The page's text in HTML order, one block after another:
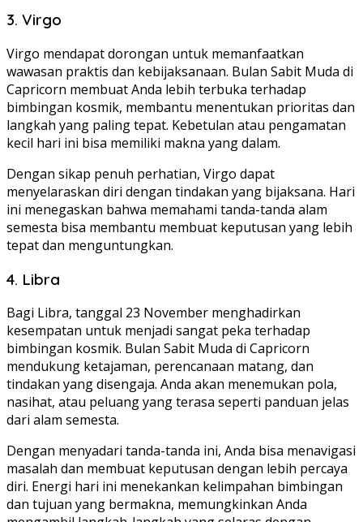
3. Virgo
Virgo mendapat dorongan untuk memanfaatkan
wawasan praktis dan kebijaksanaan. Bulan Sabit Muda di
Capricorn membuat Anda lebih terbuka terhadap
bimbingan kosmik, membantu menentukan prioritas dan
langkah yang paling tepat. Kebetulan atau pengamatan
kecil hari ini bisa memiliki makna yang dalam.
Dengan sikap penuh perhatian, Virgo dapat
menyelaraskan diri dengan tindakan yang bijaksana. Hari
ini menegaskan bahwa memahami tanda-tanda alam
semesta bisa membantu membuat keputusan yang lebih
tepat dan menguntungkan.
4. Libra
Bagi Libra, tanggal 23 November menghadirkan
kesempatan untuk menjadi sangat peka terhadap
bimbingan kosmik. Bulan Sabit Muda di Capricorn
mendukung ketajaman, perencanaan matang, dan
tindakan yang disengaja. Anda akan menemukan pola,
nasihat, atau peluang yang terasa seperti panduan jelas
dari alam semesta.
Dengan menyadari tanda-tanda ini, Anda bisa menavigasi
masalah dan membuat keputusan dengan lebih percaya
diri. Energi hari ini menekankan kelimpahan bimbingan
dan tujuan yang bermakna, memungkinkan Anda